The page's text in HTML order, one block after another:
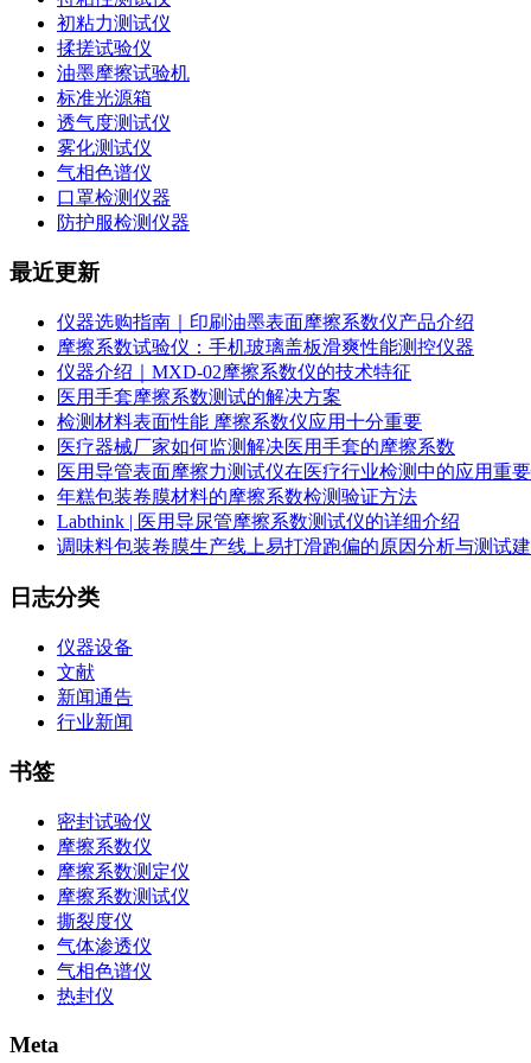
初粘力测试仪
揉搓试验仪
油墨摩擦试验机
标准光源箱
透气度测试仪
雾化测试仪
气相色谱仪
口罩检测仪器
防护服检测仪器
最近更新
仪器选购指南｜印刷油墨表面摩擦系数仪产品介绍
摩擦系数试验仪：手机玻璃盖板滑爽性能测控仪器
仪器介绍｜MXD-02摩擦系数仪的技术特征
医用手套摩擦系数测试的解决方案
检测材料表面性能 摩擦系数仪应用十分重要
医疗器械厂家如何监测解决医用手套的摩擦系数
医用导管表面摩擦力测试仪在医疗行业检测中的应用重
年糕包装卷膜材料的摩擦系数检测验证方法
Labthink | 医用导尿管摩擦系数测试仪的详细介绍
调味料包装卷膜生产线上易打滑跑偏的原因分析与测试
日志分类
仪器设备
文献
新闻通告
行业新闻
书签
密封试验仪
摩擦系数仪
摩擦系数测定仪
摩擦系数测试仪
撕裂度仪
气体渗透仪
气相色谱仪
热封仪
Meta